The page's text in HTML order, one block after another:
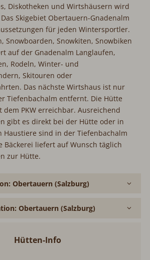
Egal ob Skifahren, Snowboarden,
oder direkt vor Ort auf der
Biathlon, Eislaufen, Rodeln,
Skitouren oder
Das nächste Wirtshaus ist nur 100
entfernt. Die Hütte ist
PKW erreichbar. Ausreichend
gibt es direkt bei der Hütte oder in der
sind in der Tiefenbachalm
liefert auf Wunsch täglich
zur Hütte.
Obertauern (Salzburg)
Hütten-Info